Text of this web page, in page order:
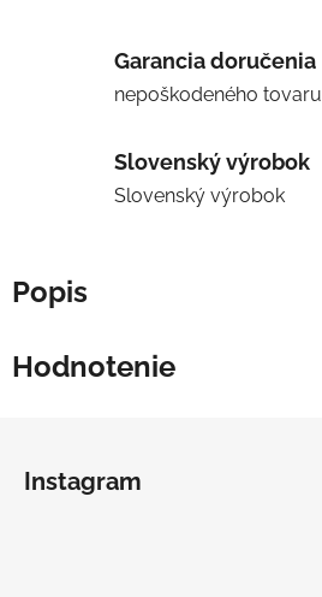
Garancia doručenia
nepoškodeného tovaru
Slovenský výrobok
Slovenský výrobok
Popis
Hodnotenie
Instagram